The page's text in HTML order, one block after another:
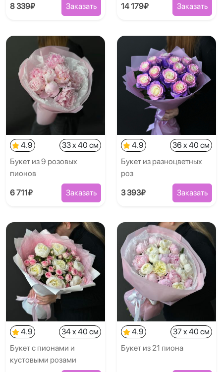
8 339₽ Заказать 14 179₽ Заказать
4.9
33 x 40 см
Букет из 9 розовых
пионов
6 711₽ Заказать
4.9
36 x 40 см
Букет из разноцветных
роз
3 393₽ Заказать
4.9
34 x 40 см
Букет с пионами и
кустовыми розами
4.9
37 x 40 см
Букет из 21 пиона